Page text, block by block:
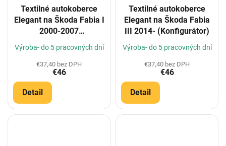
Textilné autokoberce
Elegant na Škoda Fabia I
2000-2007
(Konfigurátor)
Výroba- do 5 pracovných dní
€37,40 bez DPH
€46
Detail
Textilné autokoberce
Elegant na Škoda Fabia
III 2014- (Konfigurátor)
Výroba- do 5 pracovných dní
€37,40 bez DPH
€46
Detail